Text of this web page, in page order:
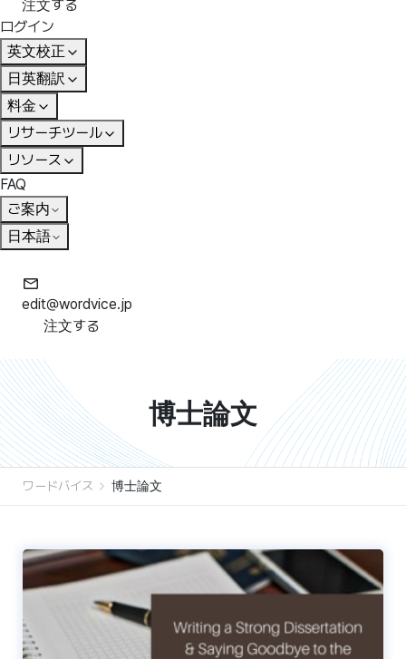
注文する
ログイン
英文校正
日英翻訳
料金
リサーチツール
リソース
FAQ
ご案内
日本語
edit@wordvice.jp
注文する
博士論文
ワードバイス 博士論文